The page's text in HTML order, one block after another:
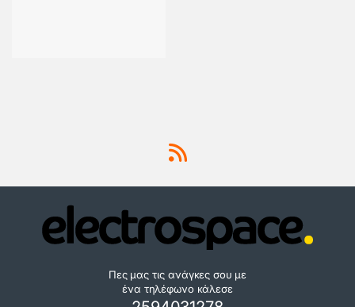
Πες μας τις ανάγκες σου με
ένα τηλέφωνο κάλεσε